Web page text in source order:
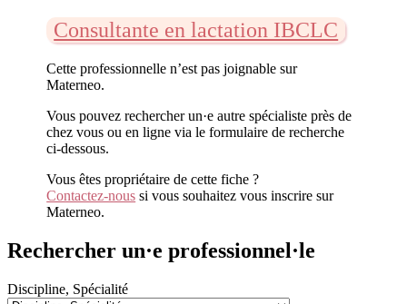
Consultante en lactation IBCLC
Cette professionnelle n’est pas joignable sur
Materneo.
Vous pouvez rechercher un·e autre spécialiste près de
chez vous ou en ligne via le formulaire de recherche
ci-dessous.
Vous êtes propriétaire de cette fiche ?
Contactez-nous si vous souhaitez vous inscrire sur
Materneo.
Rechercher un·e professionnel·le
Discipline, Spécialité